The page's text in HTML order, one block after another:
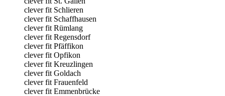
clever fit Schlieren
clever fit Schaffhausen
clever fit Rümlang
clever fit Regensdorf
clever fit Pfäffikon
clever fit Opfikon
clever fit Kreuzlingen
clever fit Goldach
clever fit Frauenfeld
clever fit Emmenbrücke